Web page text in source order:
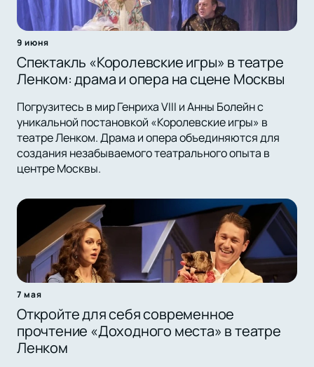
9 июня
Спектакль «Королевские игры» в театре
Ленком: драма и опера на сцене Москвы
Погрузитесь в мир Генриха VIII и Анны Болейн с
уникальной постановкой «Королевские игры» в
театре Ленком. Драма и опера объединяются для
создания незабываемого театрального опыта в
центре Москвы.
7 мая
Откройте для себя современное
прочтение «Доходного места» в театре
Ленком